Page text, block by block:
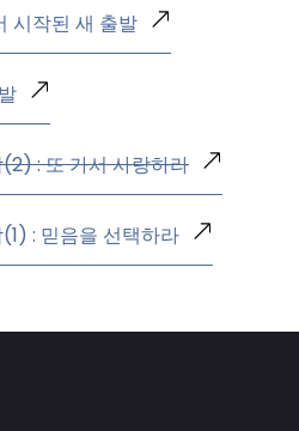
시작된 새 출발
: 또 가서 사랑하라
: 믿음을 선택하라